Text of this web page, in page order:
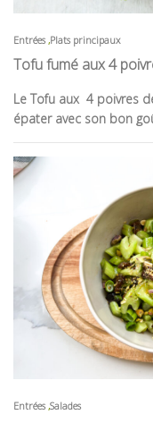
Entrées Plats principaux
Tofu fumé aux 4
Le Tofu aux 4 poivres
épater avec son bon
Entrées Salades